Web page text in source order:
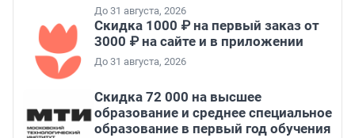
До 31 августа, 2026
Скидка 1000 ₽ на первый заказ от
3000 ₽ на сайте и в приложении
До 31 августа, 2026
Скидка 72 000 на высшее
образование и среднее специальное
образование в первый год обучения